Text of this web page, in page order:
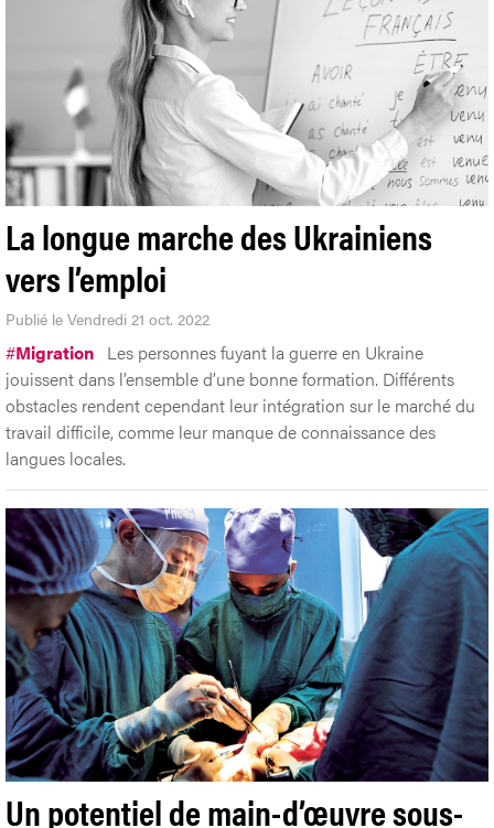
La longue marche des Ukrainiens
vers l’emploi
Publié le Vendredi 21 oct. 2022
#Migration Les personnes fuyant la guerre en Ukraine
jouissent dans l’ensemble d’une bonne formation. Différents
obstacles rendent cependant leur intégration sur le marché du
travail difficile, comme leur manque de connaissance des
langues locales.
Un potentiel de main-d’œuvre sous-